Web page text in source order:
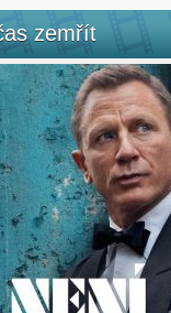
zemřít